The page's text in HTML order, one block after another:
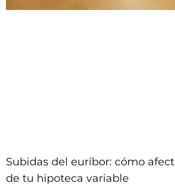
Subidas del euríbor: cómo
de tu hipoteca variable